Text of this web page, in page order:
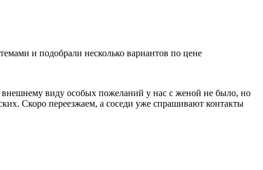
и подобрали несколько вариантов по цене
внешнему виду особых пожеланий у нас с женой не было, но
Скоро переезжаем, а соседи уже спрашивают контакты